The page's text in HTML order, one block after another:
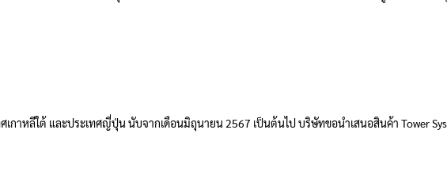
หลีใต้ และประเทศญี่ปุ่น นับจากเดือนมิถุนายน 2567 เป็นต้นไป บริษัทขอนำเสนอสินค้า Tower